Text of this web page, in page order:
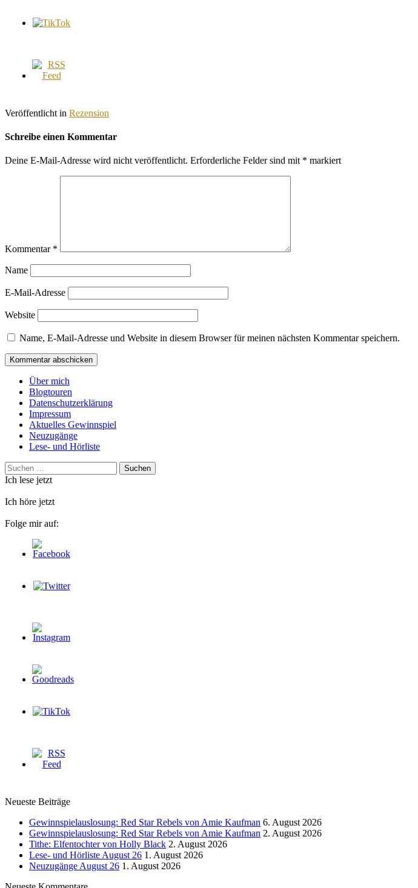
Veröffentlicht in Rezension
Schreibe einen Kommentar
Deine E-Mail-Adresse wird nicht veröffentlicht. Erforderliche Felder sind mit * markiert
Kommentar *
Name
E-Mail-Adresse
Website
Name, E-Mail-Adresse und Website in diesem Browser für meinen nächsten Kommentar speichern.
Über mich
Blogtouren
Datenschutzerklärung
Impressum
Aktuelles Gewinnspiel
Neuzugänge
Lese- und Hörliste
Suchen
nach:
Ich lese jetzt
Ich höre jetzt
Folge mir auf:
Neueste Beiträge
Gewinnspielauslosung: Red Star Rebels von Amie Kaufman 6. August 2026
Gewinnspielauslosung: Red Star Rebels von Amie Kaufman 2. August 2026
Tithe: Elfentochter von Holly Black 2. August 2026
Lese- und Hörliste August 26 1. August 2026
Neuzugänge August 26 1. August 2026